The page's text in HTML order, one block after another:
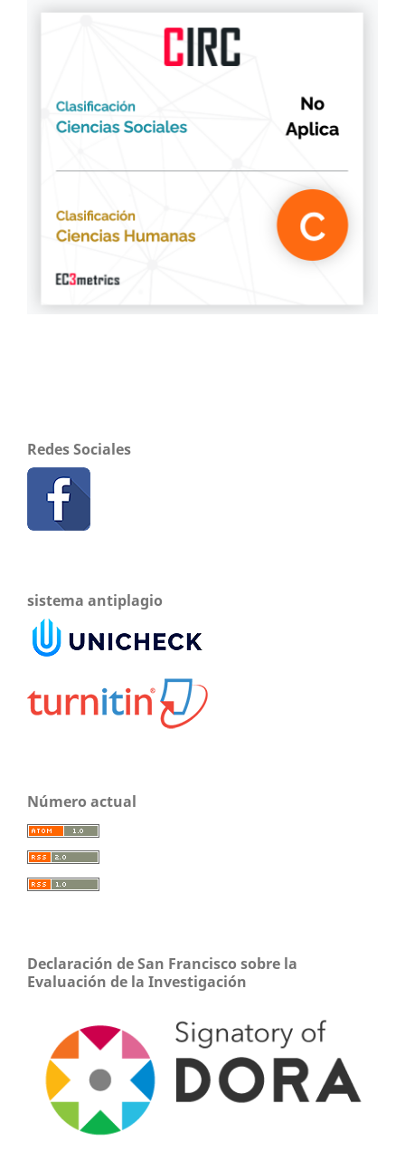
Redes Sociales
sistema antiplagio
Número actual
Declaración de San Francisco sobre la
Evaluación de la Investigación